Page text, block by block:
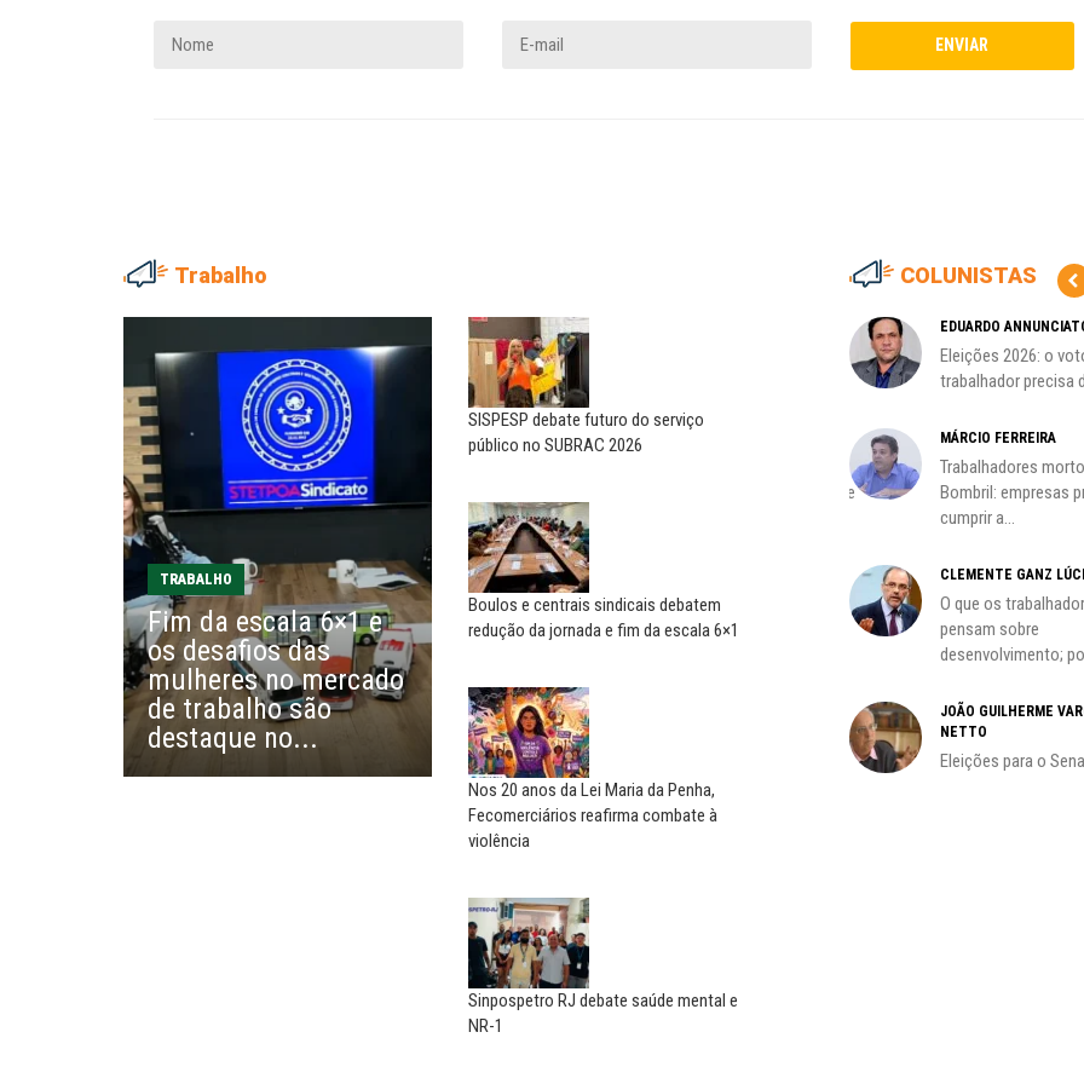
Trabalho
TRABALHO
Fim da escala 6×1 e
os desafios das
mulheres no mercado
de trabalho são
destaque no...
SISPESP debate futuro do serviço
público no SUBRAC 2026
Boulos e centrais sindicais debatem
redução da jornada e fim da escala 6×1
Nos 20 anos da Lei Maria da Penha,
Fecomerciários reafirma combate à
violência
Sinpospetro RJ debate saúde mental e
NR-1
COLUNISTAS
Adriana Marcolino destaca
impacto do salário mínimo na...
NILTON NECO
Sindec: 94 anos de união e
EDUARDO ANNUNCIATO CHICÃO
Sem salário digno e proteção
social, não existe...
EUSÉBIO PINTO NETO
A fortaleza do sindicato
MARIA AUXILIADORA
Agosto Lilás: todos e todas no
combate à...
SERGIO LUIZ LEITE (SERGINHO)
responsabilidade de todos
MIGUEL TORRES
A luta continua: agora o foco é
o...
CARLOS LOPES
O resgate do nosso Estado
Nacional; por Carlos...
A geopolítica nas eleições de
EDUARDO
Eleições 2026: o
trabalhador precisa
MÁRCIO FERREIRA
Trabalhadores
Bombril: empresas
cumprir a...
CLEMENTE GANZ
O que os
pensam sobre
desenvolvimento;
JOÃO GUILHERME
NETTO
Eleições para o